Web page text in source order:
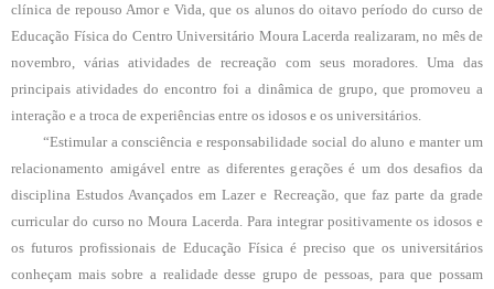
clínica de repouso Amor e Vida, que os alunos do oitavo período do curso de
Educação Física do Centro Universitário Moura Lacerda realizaram, no mês de
novembro, várias atividades de recreação com seus moradores. Uma das
principais atividades do encontro foi a dinâmica de grupo, que promoveu a
interação e a troca de experiências entre os idosos e os universitários.
“Estimular a consciência e responsabilidade social do aluno e manter um
relacionamento amigável entre as diferentes gerações é um dos desafios da
disciplina Estudos Avançados em Lazer e Recreação, que faz parte da grade
curricular do curso no Moura Lacerda. Para integrar positivamente os idosos e
os futuros profissionais de Educação Física é preciso que os universitários
conheçam mais sobre a realidade desse grupo de pessoas, para que possam